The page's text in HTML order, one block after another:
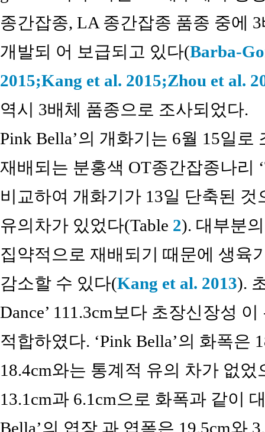
종간잡종, LA 종간잡종 품종 중에
개발되 어 보급되고 있다(Barba-
2015;Kang et al. 2015;Zhou et al.
역시 3배체 품종으로 조사되었다.
Pink Bella’의 개화기는 6월 15일
재배되는 분홍색 OT종간잡종나리
비교하여 개화기가 13일 단축된
유의차가 있었다(Table 2). 대부분
집약적으로 재배되기 때문에 생육
감소할 수 있다(Kang et al. 2013).
Dance’ 111.3cm보다 초장신장성
적합하였다. ‘Pink Bella’의 화폭은
18.4cm와는 통계적 유의 차가 없
13.1cm과 6.1cm으로 화폭과 같이
Bella’의 엽장 과 엽폭은 19.5cm와